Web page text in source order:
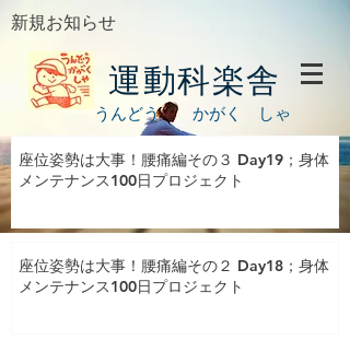
新規お知らせ
運動科楽舎
うんどう かがく しゃ
座位姿勢は大事！腰痛編その３ Day19；身体
メンテナンス100日プロジェクト
座位姿勢は大事！腰痛編その２ Day18；身体
メンテナンス100日プロジェクト